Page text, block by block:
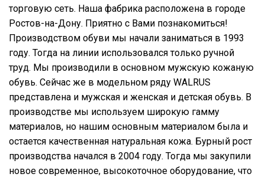
торговую сеть. Наша фабрика расположена в городе
Ростов-на-Дону. Приятно с Вами познакомиться!
Производством обуви мы начали заниматься в 1993
году. Тогда на линии использовался только ручной
труд. Мы производили в основном мужскую кожаную
обувь. Сейчас же в модельном ряду WALRUS
представлена и мужская и женская и детская обувь. В
производстве мы используем широкую гамму
материалов, но нашим основным материалом была и
остается качественная натуральная кожа. Бурный рост
производства начался в 2004 году. Тогда мы закупили
новое современное, высокоточное оборудование, что